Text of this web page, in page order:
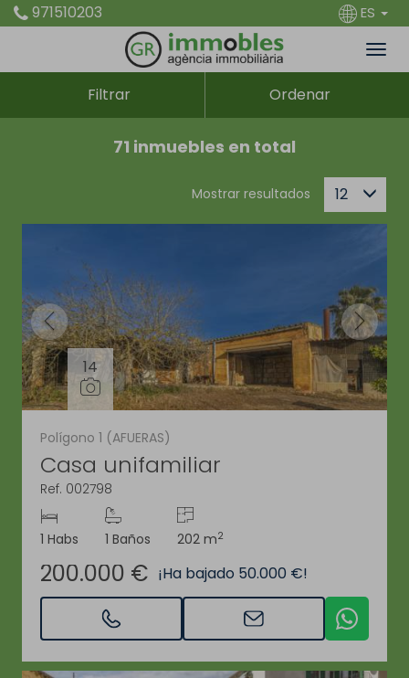
971510203 ES
Filtrar Ordenar
71 inmuebles en total
Mostrar resultados 12
14
Polígono 1 (AFUERAS)
Casa unifamiliar
Ref. 002798
1 Habs 1 Baños 202 m2
200.000 € ¡Ha bajado 50.000 €!